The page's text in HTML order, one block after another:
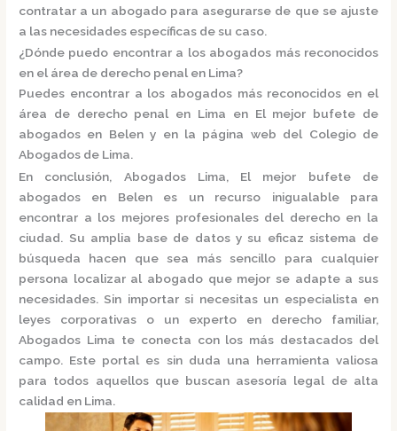
contratar a un abogado para asegurarse de que se ajuste
a las necesidades específicas de su caso.
¿Dónde puedo encontrar a los abogados más reconocidos
en el área de derecho penal en Lima?
Puedes encontrar a los abogados más reconocidos en el
área de derecho penal en Lima en El mejor bufete de
abogados en Belen y en la página web del Colegio de
Abogados de Lima.
En conclusión, Abogados Lima, El mejor bufete de
abogados en Belenes un recurso inigualable para
encontrar a los mejores profesionales del derecho en la
ciudad. Su amplia base de datos y su eficaz sistema de
búsqueda hacen que sea más sencillo para cualquier
persona localizar al abogado que mejor se adapte a sus
necesidades. Sin importar si necesitas un especialista en
leyes corporativas o un experto en derecho familiar,
Abogados Lima te conecta con los más destacados del
campo. Este portal es sin duda una herramienta valiosa
para todos aquellos que buscan asesoría legal de alta
calidad en Lima.